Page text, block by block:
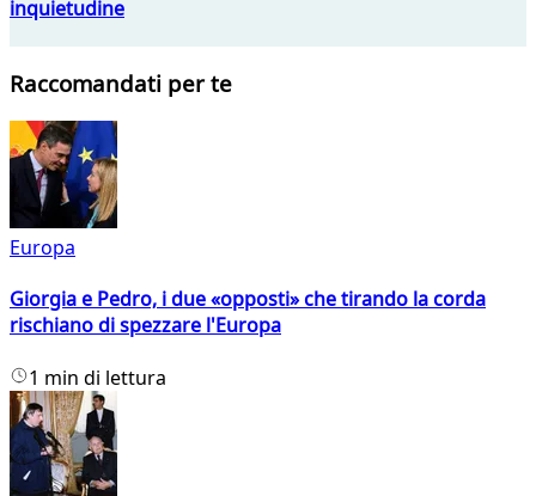
inquietudine
Raccomandati per te
Europa
Giorgia e Pedro, i due «opposti» che tirando la corda
rischiano di spezzare l'Europa
1 min di lettura